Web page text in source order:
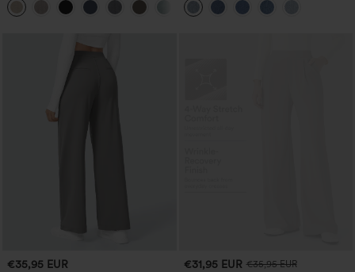
+5
€35,95 EUR €31,95 EUR €35,95 EUR